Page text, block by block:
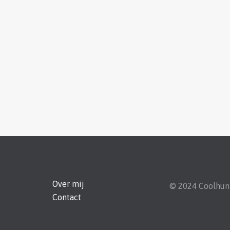
Over mij
Contact
© 2024